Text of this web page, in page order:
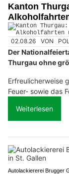
Kanton
02.08.26 VON
Der
Thurgau ohne
Erfreulicherweise
Feuer- sowie das
Weiterlesen
Autolackiererei Brugger